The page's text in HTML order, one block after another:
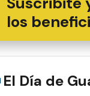
los
El Día de